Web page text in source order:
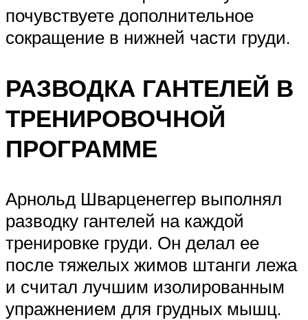
почувствуете дополнительное
сокращение в нижней части груди.
РАЗВОДКА ГАНТЕЛЕЙ В
ТРЕНИРОВОЧНОЙ
ПРОГРАММЕ
Арнольд Шварценеггер выполнял
разводку гантелей на каждой
тренировке груди. Он делал ее
после тяжелых жимов штанги лежа
и считал лучшим изолированным
упражнением для грудных мышц.